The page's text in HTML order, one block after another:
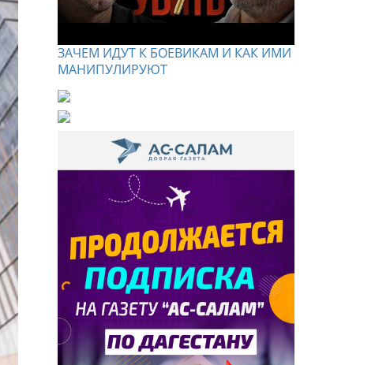
ЗАЧЕМ ИДУТ К БОЕВИКАМ И КАК ИМИ
МАНИПУЛИРУЮТ